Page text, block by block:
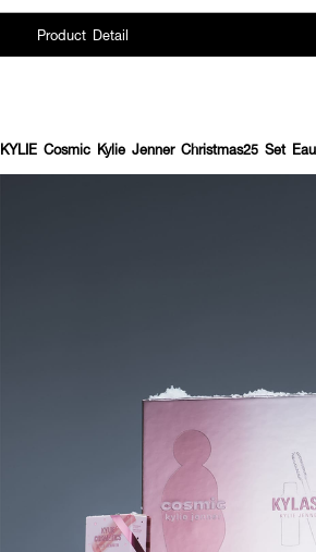
Product Detail
KYLIE Cosmic Kylie Jenner Christmas25 Set